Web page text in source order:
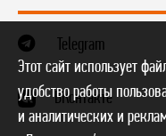
Telegram
ВКонтакте
Этот сайт использует
удобство работы
и аналитических и